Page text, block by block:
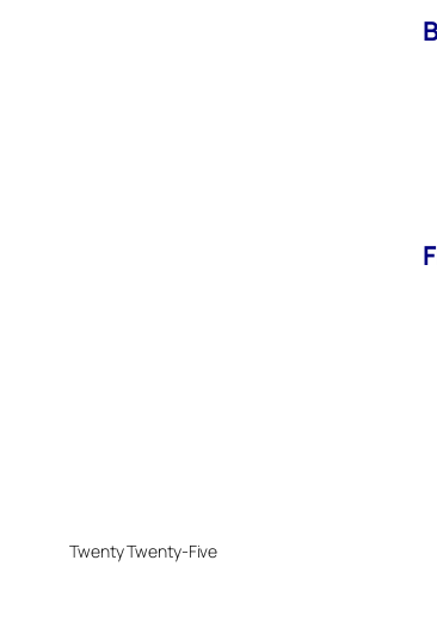
Twenty Twenty-Five